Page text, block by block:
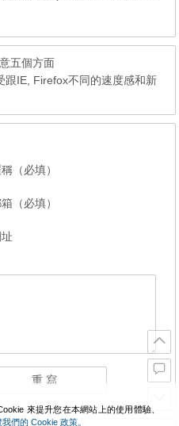
五個方面
跟IE, Firefox不同的速度感和新
（必填）
（必填）
來提升您在本網站上的使用體驗、
們的 Cookie 政策。